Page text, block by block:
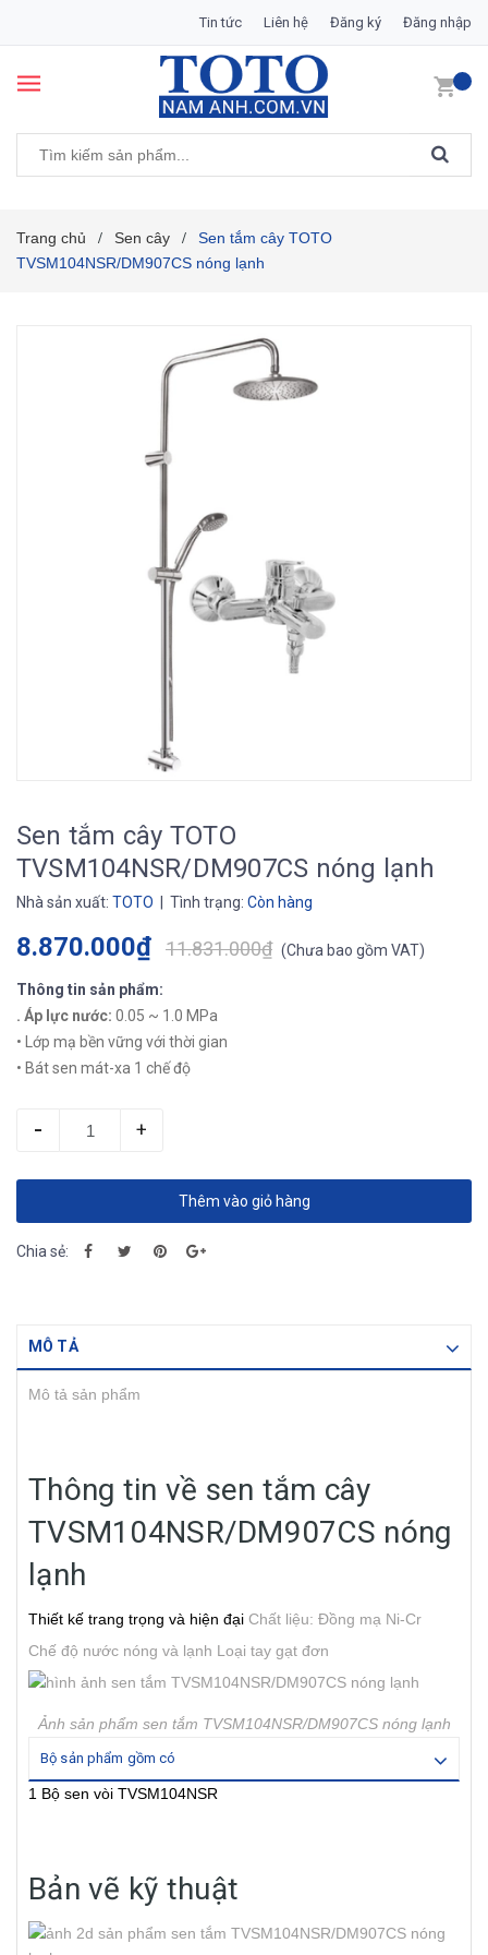
Tin tức Liên hệ Đăng ký Đăng nhập
Trang chủ / Sen cây /
Sen tắm cây TOTO
TVSM104NSR/DM907CS nóng lạnh
Sen tắm cây TOTO
TVSM104NSR/DM907CS nóng lạnh
Nhà sản xuất: TOTO | Tình trạng: Còn hàng
8.870.000₫ 11.831.000₫ (Chưa bao gồm VAT)
Thông tin sản phẩm:
. Áp lực nước: 0.05 ~ 1.0 MPa
• Lớp mạ bền vững với thời gian
• Bát sen mát-xa 1 chế độ
- +
Thêm vào giỏ hàng
Chia sẻ:
MÔ TẢ
Mô tả sản phẩm
Thông tin về sen tắm cây
TVSM104NSR/DM907CS nóng
lạnh
Thiết kế trang trọng và hiện đại Chất liệu: Đồng mạ Ni-Cr
Chế độ nước nóng và lạnh Loại tay gạt đơn
Ảnh sản phẩm sen tắm TVSM104NSR/DM907CS nóng lạnh
Bộ sản phẩm gồm có
1 Bộ sen vòi TVSM104NSR
Bản vẽ kỹ thuật